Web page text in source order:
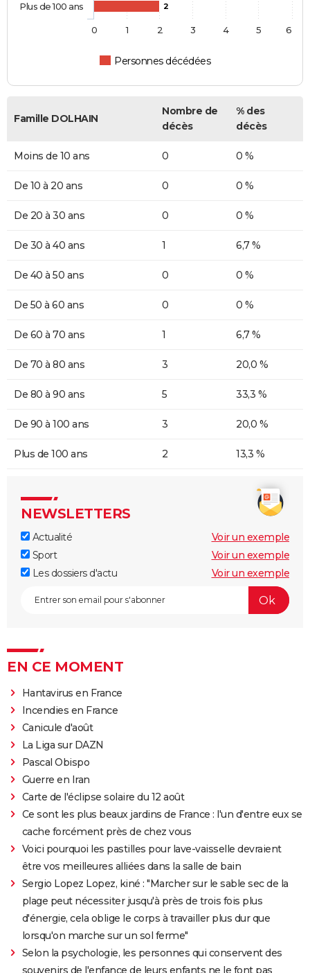
2
Personnes décédées
Plus de 100 ans
0 1 2 3 4 5 6
Famille DOLHAIN
Nombre de
décès
% des
décès
Moins de 10 ans 0 0 %
De 10 à 20 ans 0 0 %
De 20 à 30 ans 0 0 %
De 30 à 40 ans 1 6,7 %
De 40 à 50 ans 0 0 %
De 50 à 60 ans 0 0 %
De 60 à 70 ans 1 6,7 %
De 70 à 80 ans 3 20,0 %
De 80 à 90 ans 5 33,3 %
De 90 à 100 ans 3 20,0 %
Plus de 100 ans 2 13,3 %
NEWSLETTERS
Actualité
Voir un exemple
Sport
Voir un exemple
Les dossiers d'actu
Voir un exemple
EN CE MOMENT
Hantavirus en France
Incendies en France
Canicule d'août
La Liga sur DAZN
Pascal Obispo
Guerre en Iran
Carte de l'éclipse solaire du 12 août
Ce sont les plus beaux jardins de France : l'un d'entre eux se
cache forcément près de chez vous
Voici pourquoi les pastilles pour lave-vaisselle devraient
être vos meilleures alliées dans la salle de bain
Sergio Lopez Lopez, kiné : "Marcher sur le sable sec de la
plage peut nécessiter jusqu'à près de trois fois plus
d'énergie, cela oblige le corps à travailler plus dur que
lorsqu'on marche sur un sol ferme"
Selon la psychologie, les personnes qui conservent des
souvenirs de l'enfance de leurs enfants ne le font pas